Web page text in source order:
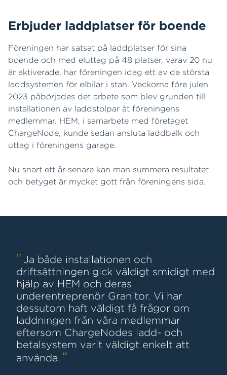
Erbjuder laddplatser för boende
Föreningen har satsat på laddplatser för sina
boende och med eluttag på 48 platser, varav 20 nu
är aktiverade, har föreningen idag ett av de största
laddsystemen för elbilar i stan. Veckorna före julen
2023 påbörjades det arbete som blev grunden till
installationen av laddstolpar åt föreningens
medlemmar. HEM, i samarbete med företaget
ChargeNode, kunde sedan ansluta laddbalk och
uttag i föreningens garage.
Nu snart ett år senare kan man summera resultatet
och betyget är mycket gott från föreningens sida.
Ja både installationen och
driftsättningen gick väldigt smidigt med
hjälp av HEM och deras
underentreprenör Granitor. Vi har
dessutom haft väldigt få frågor om
laddningen från våra medlemmar
eftersom ChargeNodes ladd- och
betalsystem varit väldigt enkelt att
använda.